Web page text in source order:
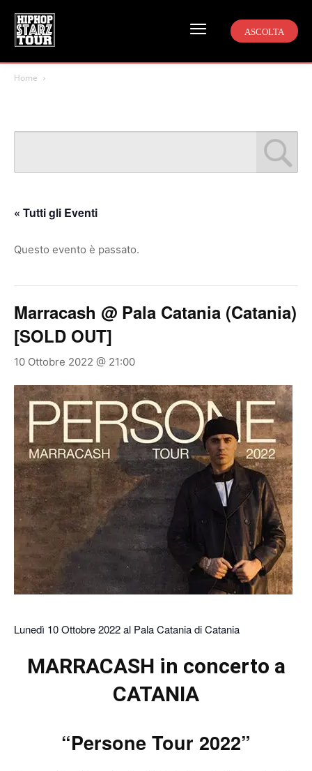
ASCOLTA
Home
« Tutti gli Eventi
Questo evento è passato.
Marracash @ Pala Catania (Catania)
[SOLD OUT]
10 Ottobre 2022 @ 21:00
Lunedì 10 Ottobre 2022 al Pala Catania di Catania
MARRACASH in concerto a
CATANIA
“Persone Tour 2022”